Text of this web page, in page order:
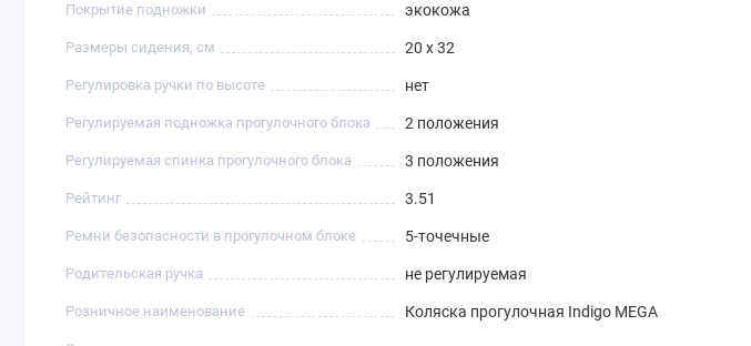
Покрытие подножки экокожа
Размеры сидения, см 20 х 32
Регулировка ручки по высоте нет
Регулируемая подножка прогулочного блока 2 положения
Регулируемая спинка прогулочного блока 3 положения
Рейтинг 3.51
Ремни безопасности в прогулочном блоке 5-точечные
Родительская ручка не регулируемая
Розничное наименование Коляска прогулочная Indigo MEGA